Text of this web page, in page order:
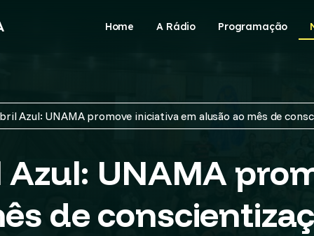
Home A Rádio Programação
Azul: UNAMA promove iniciativa em alusão ao mês de
UNAMA
de